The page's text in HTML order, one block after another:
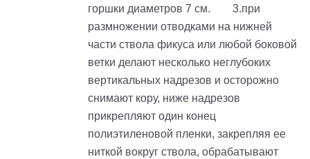
горшки диаметров 7 см. 3.при
размножении отводками на нижней
части ствола фикуса или любой боковой
ветки делают несколько неглубоких
вертикальных надрезов и осторожно
снимают кору, ниже надрезов
прикрепляют один конец
полиэтиленовой пленки, закрепляя ее
ниткой вокруг ствола, обрабатывают